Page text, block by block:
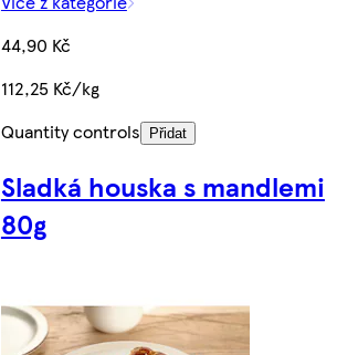
44,90 Kč
112,25 Kč/kg
Quantity controls
Přidat
Sladká houska s mandlemi
80g